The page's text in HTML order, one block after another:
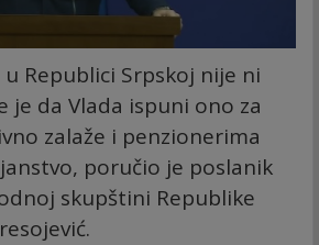
Republici Srpskoj nije ni
je da Vlada ispuni ono za
zalaže i penzionerima
poručio je poslanik
skupštini Republike